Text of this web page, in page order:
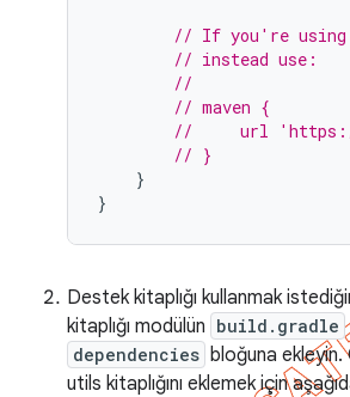
// If you're using
// instead use:
//
// maven {
//     url 'https://
// }
}
}
Destek kitaplığı kullanmak
kitaplığı modülün build.gradle
dependencies bloğuna
utils kitaplığını eklemek için